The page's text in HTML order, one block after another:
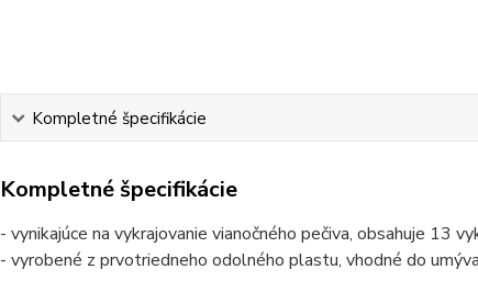
Kompletné špecifikácie
Kompletné špecifikácie
- vynikajúce na vykrajovanie vianočného pečiva, obsahuje 13
- vyrobené z prvotriedneho odolného plastu, vhodné do